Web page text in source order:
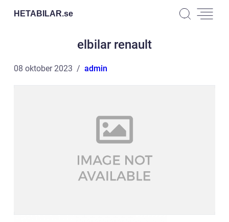
HETABILAR.se
elbilar renault
08 oktober 2023 admin